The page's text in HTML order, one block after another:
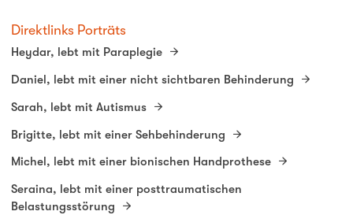
Direktlinks Porträts
Heydar, lebt mit Paraplegie
Daniel, lebt mit einer nicht sichtbaren Behinderung
Sarah, lebt mit Autismus
Brigitte, lebt mit einer Sehbehinderung
Michel, lebt mit einer bionischen Handprothese
Seraina, lebt mit einer posttraumatischen
Belastungsstörung